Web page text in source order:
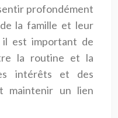
profondément
la famille et leur
il est important de
la routine et la
intérêts et des
maintenir un lien